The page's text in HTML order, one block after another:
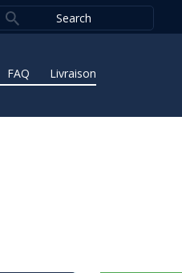
FAQ Livraison